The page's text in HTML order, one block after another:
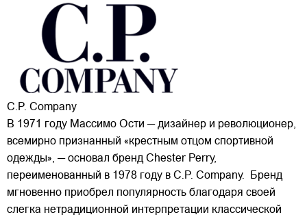
C.P. Company
В 1971 году Массимо Ости — дизайнер и революционер,
всемирно признанный «крестным отцом спортивной
одежды», — основал бренд Chester Perry,
переименованный в 1978 году в C.P. Company. Бренд
мгновенно приобрел популярность благодаря своей
слегка нетрадиционной интерпретации классической